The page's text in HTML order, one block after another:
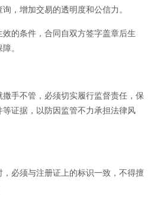
增加交易的透明度和公信力。
的条件，合同自双方签字盖章后生
。
手不管，必须切实履行监督责任，保
证据，以防因监管不力承担法律风
必须与注册证上的标识一致，不得擅